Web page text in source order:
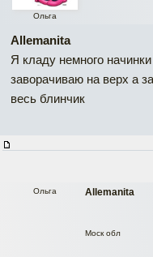
Ольга
Allemanita
Я кладу немного
заворачиваю на верх а
весь блинчик
Allemanita
Ольга
Моск обл